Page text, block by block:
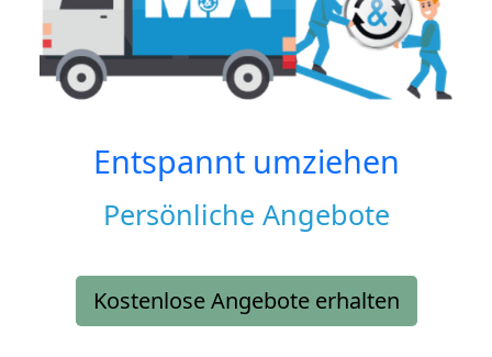
Entspannt umziehen
Persönliche Angebote
Kostenlose Angebote erhalten